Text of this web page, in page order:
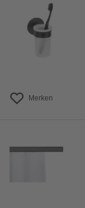
Merken